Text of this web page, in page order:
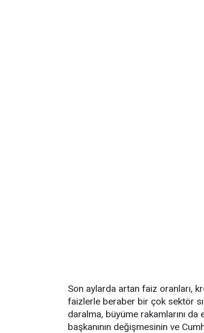
Son aylarda artan faiz oranları,
faizlerle beraber bir çok sektör
daralma, büyüme rakamlarını
başkanının değişmesinin ve